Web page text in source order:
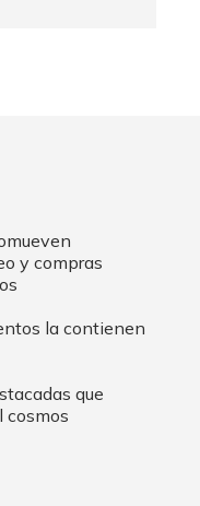
y compras
la contienen
que
cosmos